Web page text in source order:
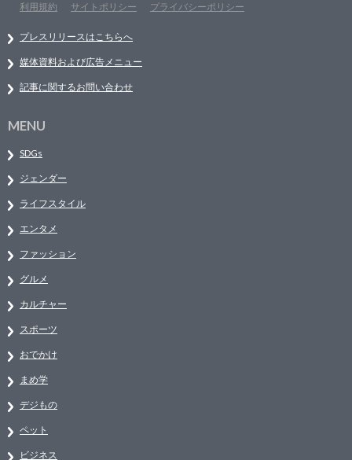
利用規約
サイトポリシー プライバシーポリシー
プレスリリースはこちらへ
媒体資料および広告メニュー
記事に関するお問い合わせ
MENU
SDGs
ジェンダー
ライフスタイル
エンタメ
ファッション
グルメ
カルチャー
スポーツ
おでかけ
まめ学
デジもの
ペット
ビジネス